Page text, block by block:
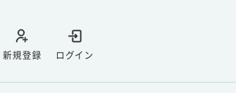
ログイン
新規登録